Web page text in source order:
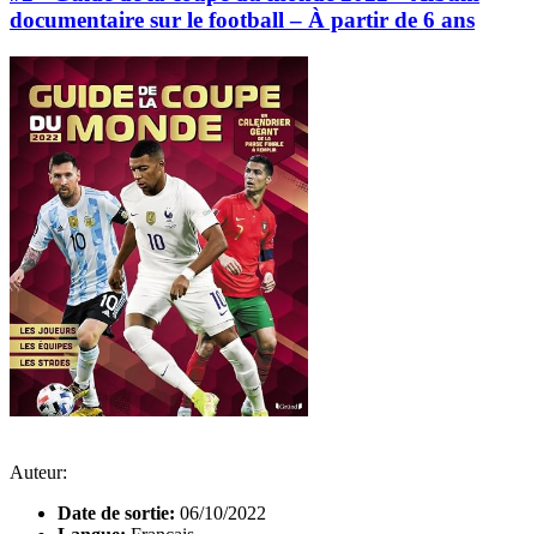
documentaire sur le football – À partir de 6 ans
Auteur:
Date de sortie: 06/10/2022